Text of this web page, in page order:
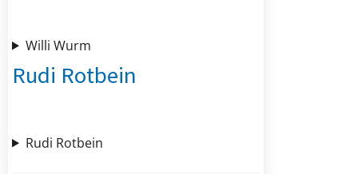
Willi Wurm
Rudi Rotbein
Rudi Rotbein